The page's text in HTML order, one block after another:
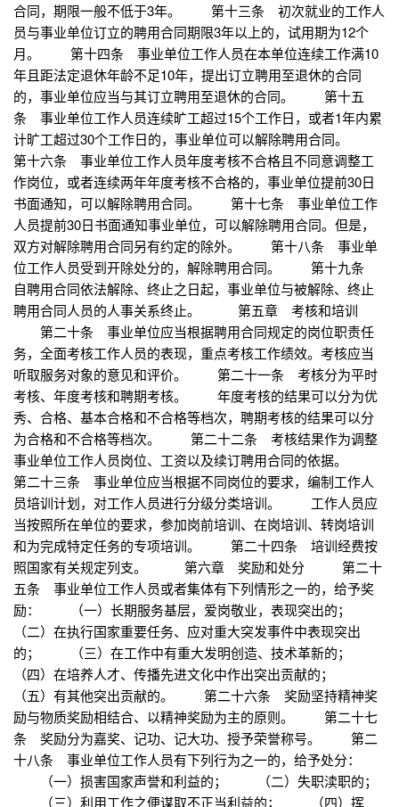
合同，期限一般不低于3年。 第十三条 初次就业的工作人
员与事业单位订立的聘用合同期限3年以上的，试用期为12个
月。 第十四条 事业单位工作人员在本单位连续工作满10
年且距法定退休年龄不足10年，提出订立聘用至退休的合同
的，事业单位应当与其订立聘用至退休的合同。 第十五
条 事业单位工作人员连续旷工超过15个工作日，或者1年内累
计旷工超过30个工作日的，事业单位可以解除聘用合同。
第十六条 事业单位工作人员年度考核不合格且不同意调整工
作岗位，或者连续两年年度考核不合格的，事业单位提前30日
书面通知，可以解除聘用合同。 第十七条 事业单位工作
人员提前30日书面通知事业单位，可以解除聘用合同。但是，
双方对解除聘用合同另有约定的除外。 第十八条 事业单
位工作人员受到开除处分的，解除聘用合同。 第十九条
自聘用合同依法解除、终止之日起，事业单位与被解除、终止
聘用合同人员的人事关系终止。 第五章 考核和培训
第二十条 事业单位应当根据聘用合同规定的岗位职责任
务，全面考核工作人员的表现，重点考核工作绩效。考核应当
听取服务对象的意见和评价。 第二十一条 考核分为平时
考核、年度考核和聘期考核。 年度考核的结果可以分为优
秀、合格、基本合格和不合格等档次，聘期考核的结果可以分
为合格和不合格等档次。 第二十二条 考核结果作为调整
事业单位工作人员岗位、工资以及续订聘用合同的依据。
第二十三条 事业单位应当根据不同岗位的要求，编制工作人
员培训计划，对工作人员进行分级分类培训。 工作人员应
当按照所在单位的要求，参加岗前培训、在岗培训、转岗培训
和为完成特定任务的专项培训。 第二十四条 培训经费按
照国家有关规定列支。 第六章 奖励和处分 第二十
五条 事业单位工作人员或者集体有下列情形之一的，给予奖
励： （一）长期服务基层，爱岗敬业，表现突出的；
（二）在执行国家重要任务、应对重大突发事件中表现突出
的； （三）在工作中有重大发明创造、技术革新的；
（四）在培养人才、传播先进文化中作出突出贡献的；
（五）有其他突出贡献的。 第二十六条 奖励坚持精神奖
励与物质奖励相结合、以精神奖励为主的原则。 第二十七
条 奖励分为嘉奖、记功、记大功、授予荣誉称号。 第二
十八条 事业单位工作人员有下列行为之一的，给予处分：
（一）损害国家声誉和利益的； （二）失职渎职的；
（三）利用工作之便谋取不正当利益的； （四）挥